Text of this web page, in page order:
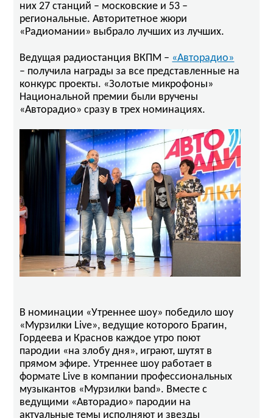
них 27 станций – московские и 53 –
региональные. Авторитетное жюри
«Радиомании» выбрало лучших из лучших.
Ведущая радиостанция ВКПМ – «Авторадио»
– получила награды за все представленные на
конкурс проекты. «Золотые микрофоны»
Национальной премии были вручены
«Авторадио» сразу в трех номинациях.
В номинации «Утреннее шоу» победило шоу
«Мурзилки Live», ведущие которого Брагин,
Гордеева и Краснов каждое утро поют
пародии «на злобу дня», играют, шутят в
прямом эфире. Утреннее шоу работает в
формате Live в компании профессиональных
музыкантов «Мурзилки band». Вместе с
ведущими «Авторадио» пародии на
актуальные темы исполняют и звезды